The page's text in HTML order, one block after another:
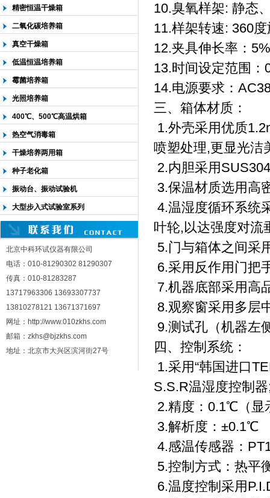
精密恒温干燥箱
二氧化碳培养箱
真空干燥箱
低温恒温培养箱
霉菌培养箱
光照培养箱
400℃、500℃高温烘箱
热空气消毒箱
干燥培养两用箱
种子老化箱
振动台、振动试验机
大型步入式试验室系列
北京中科环试仪器有限公司
电话：010-81290302 81290307
传真：010-81283287
13717963306 13693307737
13810278121 13671371697
网址：http://www.010zkhs.com
邮箱：zkhs@bjzkhs.com
地址：北京市大兴区滨河街27号
10.臭氧样架: 静态
11.样架转速: 360
12.夹具伸长率：
13.时间设定范围：
14.电源要求：
三、箱体材质：
1.外壳采用优质
喷塑处理,更显光洁
2.内胆采用
3.保温材质选用高
4.温湿度循环系统
叶轮,以达强度对流
5.门与箱体之间采
6.采用反作用门把
7.机器底部采用高
8.观察窗采用多层
9.测试孔（机器左
四、控制系统：
1.采用“韩国进口
S.S.R温湿度控制
2.精度：0.1℃（显
3.解析度：±0.1℃
4.感温传感器：
5.控制方式：热平
6.温度控制采用